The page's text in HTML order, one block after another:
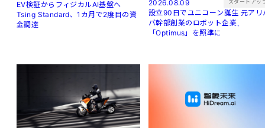
EV検証からフィジカルAI基盤へ
Tsing Standard、1カ月で2度目の資
金調達
2026.08.09 スタートアッ
設立90日でユニコーン誕生 元アリバ
バ幹部創業のロボット企業、
「Optimus」を照準に